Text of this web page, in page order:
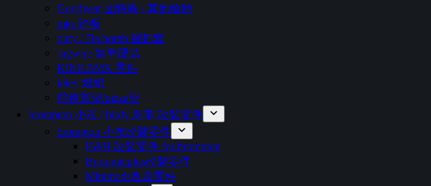
Goodyear 固特異 / 其他輪胎
mks 踏板
oury / Da bomb 握把套
Jagwire 煞車部品
KINKBMX 零件
kiley 燈組
前後貨架/pizza架
brompton 小布 / birdy 鳥車 改裝零件
brompton 小布改裝零件
H&H 改裝零件 for brompton
Brommieplus改裝零件
Minimods改裝零件